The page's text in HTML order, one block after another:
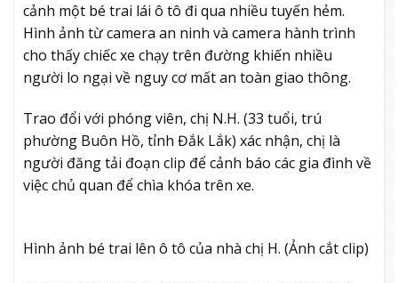
cảnh một bé trai lái ô tô đi qua nhiều tuyến hẻm.
Hình ảnh từ camera an ninh và camera hành trình
cho thấy chiếc xe chạy trên đường khiến nhiều
người lo ngại về nguy cơ mất an toàn giao thông.
Trao đổi với phóng viên, chị N.H. (33 tuổi, trú
phường Buôn Hồ, tỉnh Đắk Lắk) xác nhận, chị là
người đăng tải đoạn clip để cảnh báo các gia đình về
việc chủ quan để chìa khóa trên xe.
Hình ảnh bé trai lên ô tô của nhà chị H. (Ảnh cắt clip)